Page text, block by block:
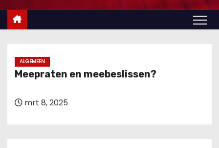
ALGEMEEN
Meepraten en meebeslissen?
mrt 8, 2025